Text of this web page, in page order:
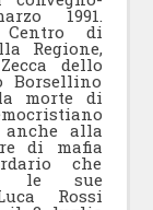
1991.
Centro di
Regione,
dello
Borsellino
morte di
anche alla
di mafia
che
le sue
Rossi